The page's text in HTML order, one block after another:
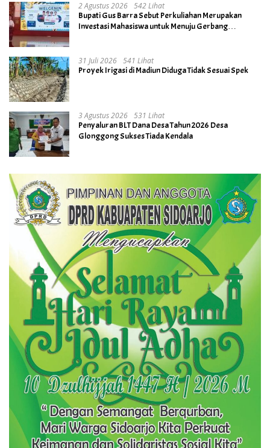
2 Agustus 2026 542 Lihat
Bupati Gus Barra Sebut Perkuliahan Merupakan
Investasi Mahasiswa untuk Menuju Gerbang
31 Juli 2026 541 Lihat
Proyek Irigasi di Madiun Diduga Tidak Sesuai Spek
3 Agustus 2026 531 Lihat
Penyaluran BLT Dana Desa Tahun 2026 Desa
Glonggong Sukses Tiada Kendala